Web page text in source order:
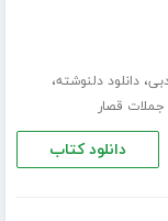
،دانلود دلنوشته،
جملات قصار
دانلود کتاب